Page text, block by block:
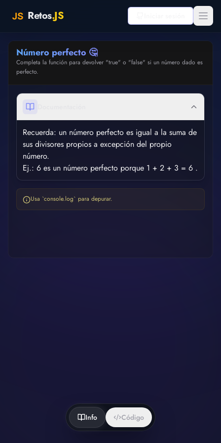
Retos.JS
Inicio
Logros
Número perfecto 🤔
Completa la función para devolver "true" o "false" si un número dado es
perfecto.
Recuerda: un número perfecto es igual a la suma de
sus divisores propios a excepción del propio
número.
Ej.: 6 es un número perfecto porque 1 + 2 + 3 = 6 .
Usa `console.log` para depurar.
Info Código